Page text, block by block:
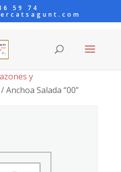
59 74
y
/ Anchoa Salada “00”